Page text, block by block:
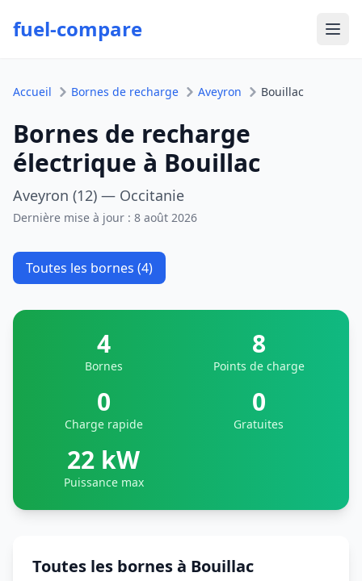
fuel-compare
Accueil Bornes de recharge Aveyron Bouillac
Bornes de recharge
électrique à Bouillac
Aveyron (12) — Occitanie
Dernière mise à jour : 8 août 2026
Toutes les bornes (4)
4
Bornes
8
Points de charge
0
Charge rapide
0
Gratuites
22 kW
Puissance max
Toutes les bornes à Bouillac